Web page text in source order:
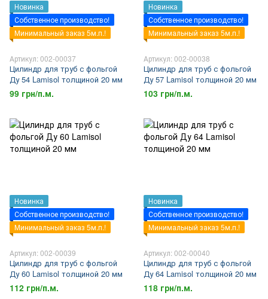
Новинка
Собственное производство!
Минимальный заказ 5м.п.!
Артикул: 002-00037
Цилиндр для труб с фольгой
Ду 54 Lamisol толщиной 20 мм
99 грн/п.м.
Новинка
Собственное производство!
Минимальный заказ 5м.п.!
Артикул: 002-00038
Цилиндр для труб с фольгой
Ду 57 Lamisol толщиной 20 мм
103 грн/п.м.
Новинка
Собственное производство!
Минимальный заказ 5м.п.!
Артикул: 002-00039
Цилиндр для труб с фольгой
Ду 60 Lamisol толщиной 20 мм
112 грн/п.м.
Новинка
Собственное производство!
Минимальный заказ 5м.п.!
Артикул: 002-00040
Цилиндр для труб с фольгой
Ду 64 Lamisol толщиной 20 мм
118 грн/п.м.